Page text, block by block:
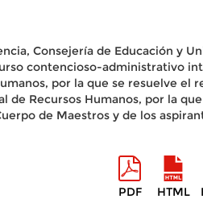
Consejería de Educación y
contencioso-administrativo
por la que se resuelve el
Recursos Humanos, por la
de Maestros y de los
PDF HTML